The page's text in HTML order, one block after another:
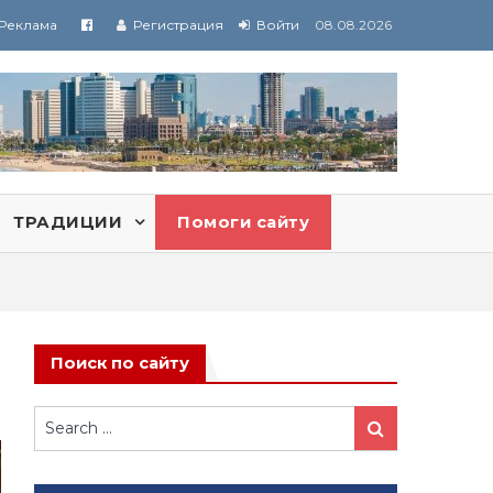
Реклама Регистрация Войти 08.08.2026
ТРАДИЦИИ Помоги сайту
Поиск по сайту
Search
for:
Search